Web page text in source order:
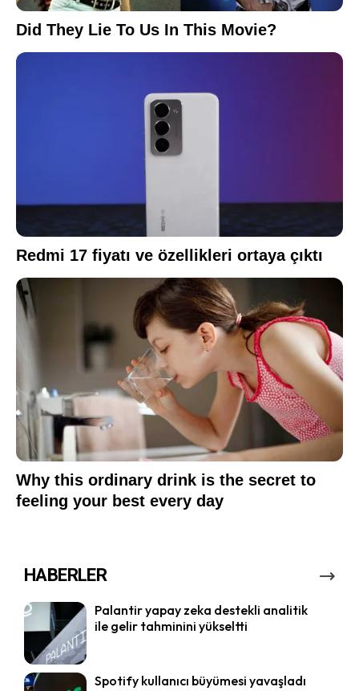
HABERLER
Palantir yapay zeka destekli analitik
ile gelir tahminini yükseltti
Spotify kullanıcı büyümesi yavaşladı